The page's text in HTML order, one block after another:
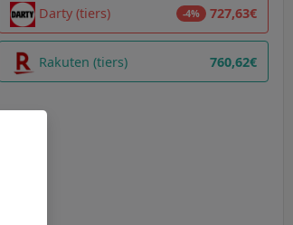
Darty (tiers) -4% 727,63€
Rakuten (tiers) 760,62€